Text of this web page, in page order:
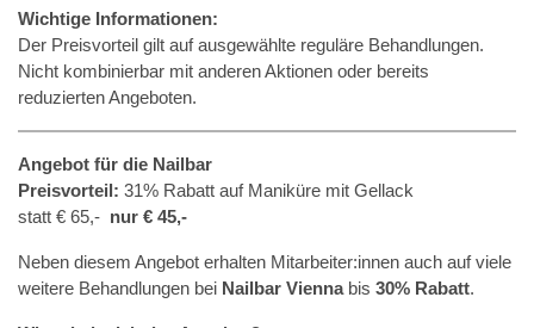
Wichtige Informationen:
Der Preisvorteil gilt auf ausgewählte reguläre Behandlungen.
Nicht kombinierbar mit anderen Aktionen oder bereits
reduzierten Angeboten.
Angebot für die Nailbar
Preisvorteil: 31% Rabatt auf Maniküre mit Gellack
statt € 65,- nur € 45,-
Neben diesem Angebot erhalten Mitarbeiter:innen auch auf viele
weitere Behandlungen bei Nailbar Viennabis 30% Rabatt.